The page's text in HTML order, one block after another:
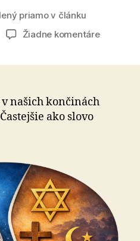
priamo v článku
Žiadne komentárena
v našich končinách
ako slovo